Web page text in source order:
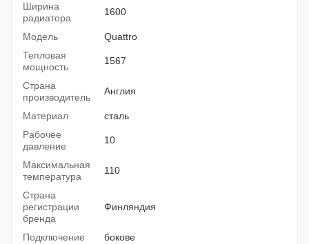
Ширина
радиатора
1600
Модель
Quattro
Тепловая
мощность
1567
Страна
производитель
Англия
Материал
сталь
Рабочее
давление
10
Максимальная
температура
110
Страна
регистрации
бренда
Финляндия
Подключение
бокове